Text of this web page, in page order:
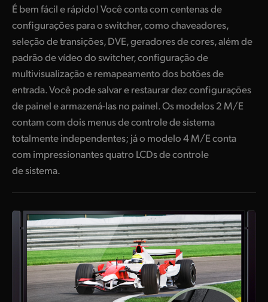
É bem fácil e rápido! Você conta com centenas de
configurações para o switcher, como chaveadores,
seleção de transições, DVE, geradores de cores, além de
padrão de vídeo do switcher, configuração de
multivisualização e remapeamento dos botões de
entrada. Você pode salvar e restaurar dez configurações
de painel e armazená-las no painel. Os modelos 2 M/E
contam com dois menus de controle de sistema
totalmente independentes; já o modelo 4 M/E conta
com impressionantes quatro LCDs de controle
de sistema.